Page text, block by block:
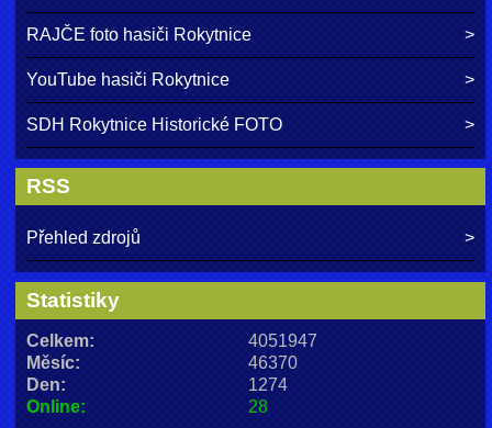
RAJČE foto hasiči Rokytnice
YouTube hasiči Rokytnice
SDH Rokytnice Historické FOTO
RSS
Přehled zdrojů
Statistiky
Online: 28
Celkem:
4051947
Měsíc:
46370
Den:
1274